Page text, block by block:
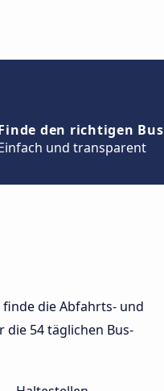
den richtigen Bus
und transparent
finde die Abfahrts- und
54 täglichen Bus-